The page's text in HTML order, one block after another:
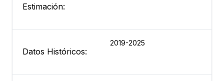
Estimación:
Datos Históricos:
2019-2025